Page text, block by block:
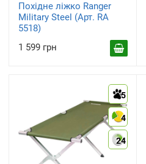
Похідне ліжко Ranger
Military Steel (Арт. RA
5518)
1 599 грн
5
4
24